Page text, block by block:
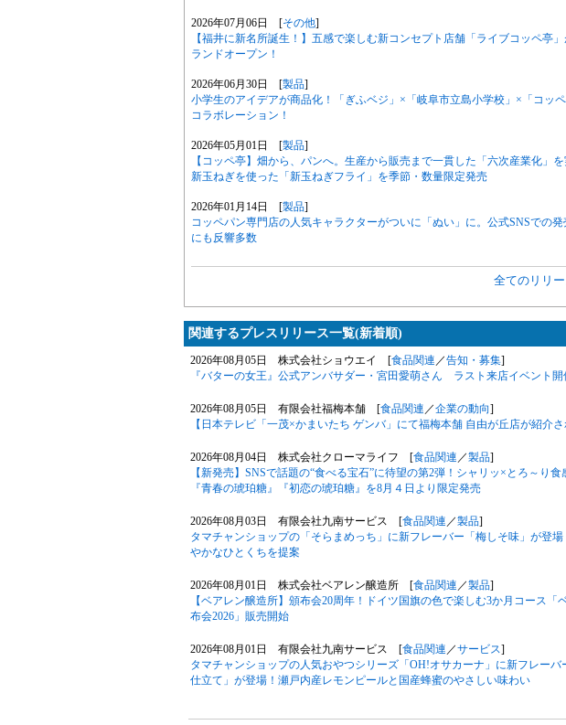
2026年07月06日 [その他]
【福井に新名所誕生！】五感で楽しむ新コンセプト店舗「ライブコッペ亭
ランドオープン！
2026年06月30日 [製品]
小学生のアイデアが商品化！「ぎふベジ」×「岐阜市立島小学校」×「コッ
コラボレーション！
2026年05月01日 [製品]
【コッペ亭】畑から、パンへ。生産から販売まで一貫した「六次産業化」
新玉ねぎを使った「新玉ねぎフライ」を季節・数量限定発売
2026年01月14日 [製品]
コッペパン専門店の人気キャラクターがついに「ぬい」に。公式SNSでの
にも反響多数
全てのリリ
関連するプレスリリース一覧(新着順)
2026年08月05日 株式会社ショウエイ [食品関連 ／告知・募集]
『バターの女王』公式アンバサダー・宮田愛萌さん ラスト来店イベント
2026年08月05日 有限会社福梅本舗 [食品関連 ／企業の動向]
【日本テレビ「一茂×かまいたち ゲンバ」にて福梅本舗 自由が丘店が紹介さ
2026年08月04日 株式会社クローマライフ [食品関連 ／製品]
【新発売】SNSで話題の“食べる宝石”に待望の第2弾！シャリッ×とろ～り
『青春の琥珀糖』『初恋の琥珀糖』を8月４日より限定発売
2026年08月03日 有限会社九南サービス [食品関連 ／製品]
タマチャンショップの「そらまめっち」に新フレーバー「梅しそ味」が登
やかなひとくちを提案
2026年08月01日 株式会社ベアレン醸造所 [食品関連 ／製品]
【ベアレン醸造所】頒布会20周年！ドイツ国旗の色で楽しむ3か月コース
布会2026」販売開始
2026年08月01日 有限会社九南サービス [食品関連 ／サービス]
タマチャンショップの人気おやつシリーズ「OH!オサカーナ」に新フレーバ
仕立て」が登場！瀬戸内産レモンピールと国産蜂蜜のやさしい味わい